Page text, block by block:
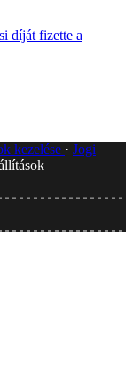
díját fizette a
kezelése
Jogi